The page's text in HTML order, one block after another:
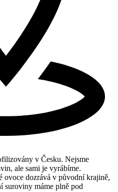
v Česku. Nejsme
ale sami je vyrábíme.
dozrává v původní krajině,
máme plně pod